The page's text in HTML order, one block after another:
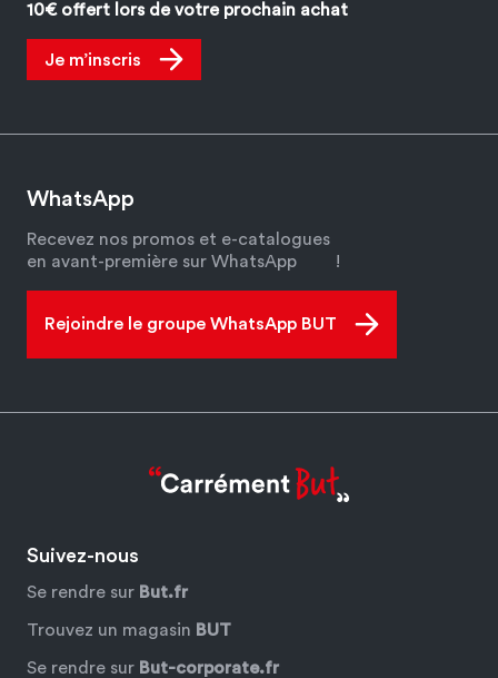
10€ offert lors de votre prochain achat
Je m’inscris
WhatsApp
Recevez nos promos et e-catalogues
en avant-première sur WhatsApp
!
Rejoindre le groupe WhatsApp BUT
Suivez-nous
Se rendre sur But.fr
Trouvez un magasin BUT
Se rendre sur But-corporate.fr